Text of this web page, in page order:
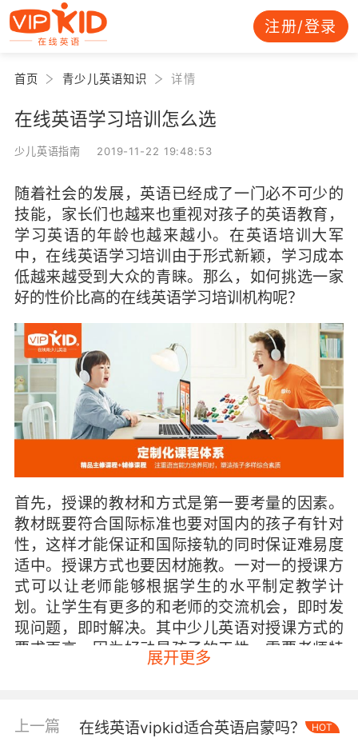
注册/登录
首页 青少儿英语知识 详情
在线英语学习培训怎么选
少儿英语指南 2019-11-22 19:48:53
随着社会的发展，英语已经成了一门必不可少的
技能，家长们也越来也重视对孩子的英语教育，
学习英语的年龄也越来越小。在英语培训大军
中，在线英语学习培训由于形式新颖，学习成本
低越来越受到大众的青睐。那么，如何挑选一家
好的性价比高的在线英语学习培训机构呢？
首先，授课的教材和方式是第一要考量的因素。
教材既要符合国际标准也要对国内的孩子有针对
性，这样才能保证和国际接轨的同时保证难易度
适中。授课方式也要因材施教。一对一的授课方
式可以让老师能够根据学生的水平制定教学计
划。让学生有更多的和老师的交流机会，即时发
现问题，即时解决。其中少儿英语对授课方式的
要求更高。因为好动是孩子的天性，需要老师特
别注意孩子的状态，特别设计过课程内容，才能
展开更多
上一篇 在线英语vipkid适合英语启蒙吗？ HOT